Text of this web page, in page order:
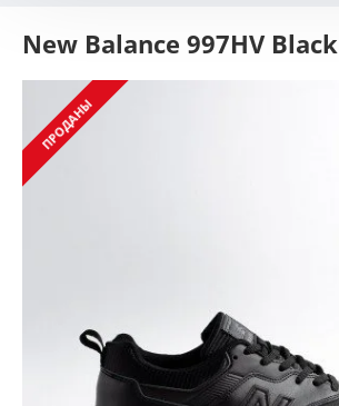
New Balance 997HV Black
ПРОДАНЫ